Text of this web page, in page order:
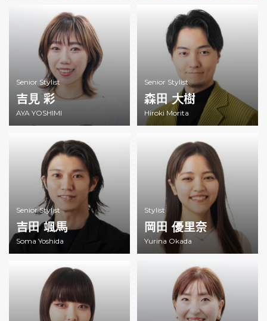
Senior Stylist
吉見 彩
AYA YOSHIMI
Senior Stylist
森田 大樹
Hiroki Morita
Senior Stylist
吉田 颯馬
Soma Yoshida
Stylist
岡田 優里奈
Yurina Okada